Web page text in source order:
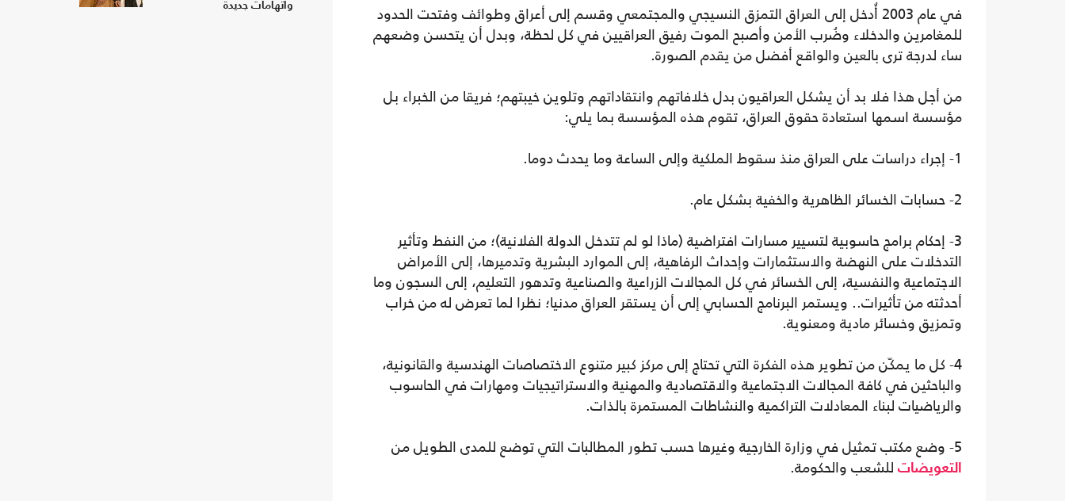
في عام 2003 أُدخل إلى العراق التمزق النسيجي والمجتمعي وقسم إلى أعراق وطوائف وفتحت الحدود
للمغامرين والدخلاء وضُرب الأمن وأصبح الموت رفيق العراقيين في كل لحظة، وبدل أن يتحسن وضعهم
ساء لدرجة ترى بالعين والواقع أفضل من يقدم الصورة.
من أجل هذا فلا بد أن يشكل العراقيون بدل خلافاتهم وانتقاداتهم وتلوين خيبتهم؛ فريقا من الخبراء بل
مؤسسة اسمها استعادة حقوق العراق، تقوم هذه المؤسسة بما يلي:
1- إجراء دراسات على العراق منذ سقوط الملكية وإلى الساعة وما يحدث دوما.
2- حسابات الخسائر الظاهرية والخفية بشكل عام.
3- إحكام برامج حاسوبية لتسيير مسارات افتراضية (ماذا لو لم تتدخل الدولة الفلانية)؛ من النفط وتأثير
التدخلات على النهضة والاستثمارات وإحداث الرفاهية، إلى الموارد البشرية وتدميرها، إلى الأمراض
الاجتماعية والنفسية، إلى الخسائر في كل المجالات الزراعية والصناعية وتدهور التعليم، إلى السجون وما
أحدثته من تأثيرات.. ويستمر البرنامج الحسابي إلى أن يستقر العراق مدنيا؛ نظرا لما تعرض له من خراب
وتمزيق وخسائر مادية ومعنوية.
4- كل ما يمكّن من تطوير هذه الفكرة التي تحتاج إلى مركز كبير متنوع الاختصاصات الهندسية والقانونية،
والباحثين في كافة المجالات الاجتماعية والاقتصادية والمهنية والاستراتيجيات ومهارات في الحاسوب
والرياضيات لبناء المعادلات التراكمية والنشاطات المستمرة بالذات.
5- وضع مكتب تمثيل في وزارة الخارجية وغيرها حسب تطور المطالبات التي توضع للمدى الطويل من
التعويضات للشعب والحكومة.
واتهامات جديدة